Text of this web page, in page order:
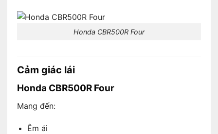
Honda CBR500R Four
Cảm giác lái
Honda CBR500R Four
Mang đến:
Êm ái